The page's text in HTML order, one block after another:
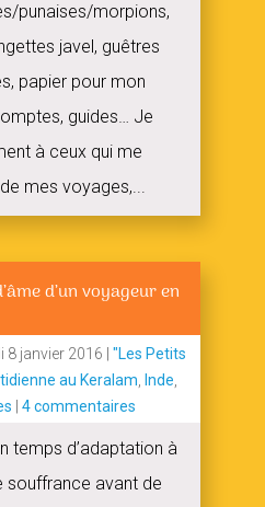
punaises/morpions,
javel, guêtres
papier pour mon
guides… Je
à ceux qui me
mes voyages,...
d’un voyageur en
8 janvier 2016
"Les Petits
au Keralam, Inde,
4 commentaires
temps d’adaptation à
souffrance avant de